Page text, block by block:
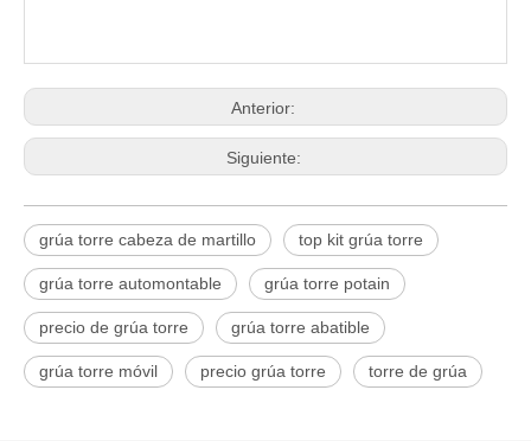
Anterior:
Siguiente:
grúa torre cabeza de martillo top kit grúa torre
grúa torre automontable grúa torre potain
precio de grúa torre grúa torre abatible
grúa torre móvil precio grúa torre torre de grúa